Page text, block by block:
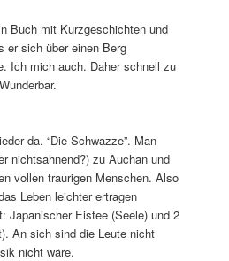
Buch mit Kurzgeschichten und
er sich über einen Berg
Ich mich auch. Daher schnell zu
da. “Die Schwazze”. Man
nichtsahnend?) zu Auchan und
vollen traurigen Menschen. Also
Leben leichter ertragen
Japanischer Eistee (Seele) und 2
An sich sind die Leute nicht
nicht wäre.